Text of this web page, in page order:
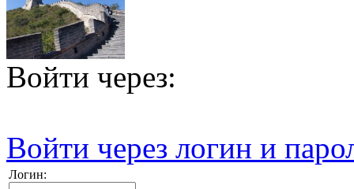
Войти через:
Войти через логин и
Логин: